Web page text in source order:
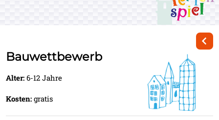
Bauwettbewerb
Alter: 6-12 Jahre
Kosten: gratis